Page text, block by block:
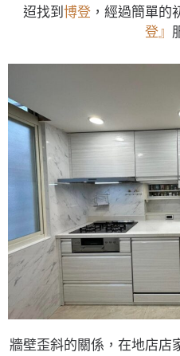
迢找到 博登，經過簡單的
登』
牆壁歪斜的關係，在地店店